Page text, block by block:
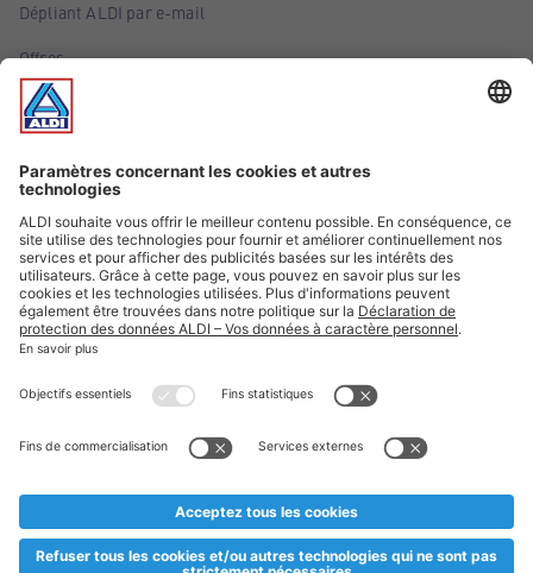
Dépliant ALDI par e-mail
Offres
Infos essentielles
Suivez ALDI Luxembourg
Textes marqués d'un astérisque et mentions légales
esoulaang bis de Stock eidel ass. Mir soen Iech Merci fir Äert
Planifikatioun ausverkaaft sollte sinn. De VALORLUX-Präis an
** Op dësem Site huet d'Benotze vun der männlecher Form eng
besser Liesbarkeet am Sënn an huet keng diskriminéierend